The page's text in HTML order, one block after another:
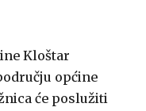
Kloštar
općine
će poslužiti